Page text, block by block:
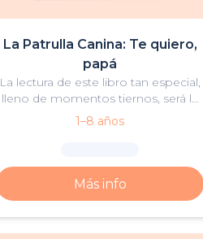
La Patrulla Canina: Te quiero,
papá
La lectura de este libro tan especial,
lleno de momentos tiernos, será la
manera favorita de irse a la cama
1–8 años
Más info